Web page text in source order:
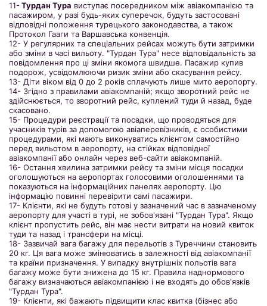
11- Турдан Тура виступає посередником між авіакомпанією та
пасажиром, у разі будь-яких суперечок, будуть застосовані
відповідні положення турецького законодавства, а також
Протокол Гааги та Варшавська конвенція.
12- У регулярних та спеціальних рейсах можуть бути затримки
або зміни в часі вильоту. "Турдан Тура" несе відповідальність за
повідомлення про ці зміни якомога швидше. Пасажир купив
подорож, усвідомлюючи ризик зміни або скасування рейсу.
13- Діти віком від 0 до 2 років сплачують лише мито аеропорту.
14- Згідно з правилами авіакомпаній; якщо зворотний рейс не
здійснюється, то зворотний рейс, куплений туди й назад, буде
скасовано.
15- Процедури реєстрації та посадки, що проводяться для
учасників турів за допомогою авіаперевізників, є особистими
процедурами, які мають виконуватись клієнтом самостійно
перед вильотом в аеропорту, на стійках відповідної
авіакомпанії або онлайн через веб-сайти авіакомпаній.
16- Остання хвилина затримки рейсу та зміни місця посадки
оголошуються на аеропортах голосовими оголошеннями та
показуються на інформаційних панелях аеропорту. Цю
інформацію повинні перевірити самі пасажири.
17- Клієнти, які не будуть готові у зазначений час в зазначеному
аеропорту для участі в турі, не зобов'язані "Турдан Тура". Якщо
клієнт пропустить рейс, він має нести витрати на новий квиток
туди та назад і трансфери на місці.
18- Зазвичай вага багажу для перельотів з Туреччини становить
20 кг. Ця вага може змінюватись в залежності від авіакомпанії
та країни призначення. У випадку внутрішніх польотів вага
багажу може бути знижена до 15 кг. Правила наднормового
багажу визначаються авіакомпанією і не входять до обов'язків
"Турдан Тура".
19- Клієнти, які бажають підвищити клас квитка (бізнес або